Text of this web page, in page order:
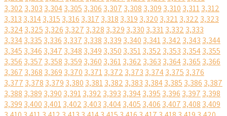
3,302 3,303 3,3043,305 3,306 3,307 3,308 3,309 3,310 3,3113,312
3,313 3,3143,315 3,316 3,317 3,318 3,319 3,320 3,3213,322 3,323
3,3243,325 3,326 3,327 3,328 3,329 3,330 3,3313,332 3,333
3,3343,335 3,336 3,337 3,338 3,339 3,340 3,3413,342 3,343 3,344
3,345 3,346 3,347 3,348 3,349 3,350 3,3513,352 3,353 3,3543,355
3,356 3,357 3,358 3,359 3,360 3,3613,362 3,363 3,3643,365 3,366
3,367 3,368 3,369 3,370 3,3713,372 3,373 3,3743,375 3,376
3,377 3,378 3,379 3,380 3,3813,382 3,383 3,3843,385 3,386 3,387
3,388 3,389 3,390 3,3913,392 3,393 3,3943,395 3,396 3,397 3,398
3,399 3,400 3,4013,402 3,403 3,4043,405 3,406 3,407 3,408 3,409